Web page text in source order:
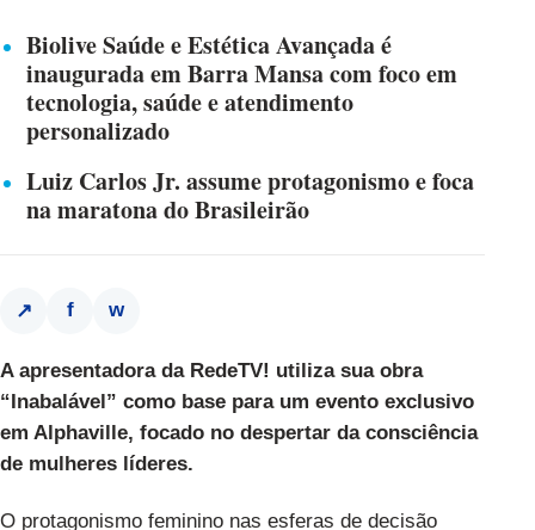
Biolive Saúde e Estética Avançada é
inaugurada em Barra Mansa com foco em
tecnologia, saúde e atendimento
personalizado
Luiz Carlos Jr. assume protagonismo e foca
na maratona do Brasileirão
↗ f w
A apresentadora da RedeTV! utiliza sua obra
“Inabalável” como base para um evento exclusivo
em Alphaville, focado no despertar da consciência
de mulheres líderes.
O protagonismo feminino nas esferas de decisão